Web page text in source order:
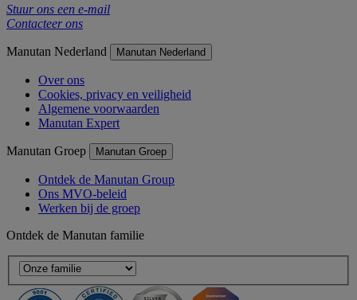
Stuur ons een e-mail
Contacteer ons
Manutan Nederland Manutan Nederland
Over ons
Cookies, privacy en veiligheid
Algemene voorwaarden
Manutan Expert
Manutan Groep Manutan Groep
Ontdek de Manutan Group
Ons MVO-beleid
Werken bij de groep
Ontdek de Manutan familie